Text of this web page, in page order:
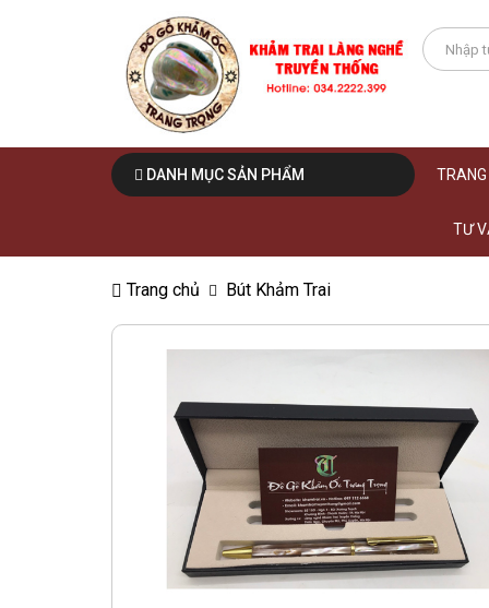
DANH MỤC SẢN PHẨM TRANG
TƯ
Trang chủ Bút Khảm Trai